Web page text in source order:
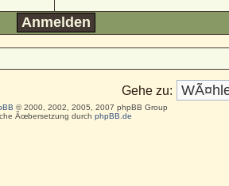
Gehe zu:
© 2000, 2002, 2005, 2007 phpBB Group
Ãœbersetzung durch phpBB.de